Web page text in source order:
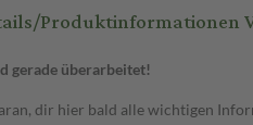
Produktinformationen
gerade überarbeitet!
dir hier bald alle wichtigen